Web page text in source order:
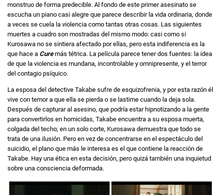
monstruo de forma predecible. Al fondo de este primer asesinato se
escucha un piano casi alegre que parece describir la vida ordinaria, donde
a veces se cuela la violencia como tantas otras cosas. Las siguientes
muertes a cuadro son mostradas del mismo modo: casi como si
Kurosawa no se sintiera afectado por ellas, pero esta indiferencia es la
que hace a Curemás tétrica. La película parece tener dos fuentes: la idea
de que la violencia es mundana, incontrolable y omnipresente, y el terror
del contagio psíquico.
La esposa del detective Takabe sufre de esquizofrenia, y por esta razón él
vive con temor a que ella se pierda o se lastime cuando la deja sola.
Después de capturar al asesino, que podría estar hipnotizando a la gente
para convertirlos en homicidas, Takabe encuentra a su esposa muerta,
colgada del techo; en un solo corte, Kurosawa demuestra que todo se
trata de una ilusión. Pero en vez de concentrarse en el espectáculo del
suicidio, el plano que más le interesa es el que contiene la reacción de
Takabe. Hay una ética en esta decisión, pero quizá también una inquietud
sobre una consciencia deformada.